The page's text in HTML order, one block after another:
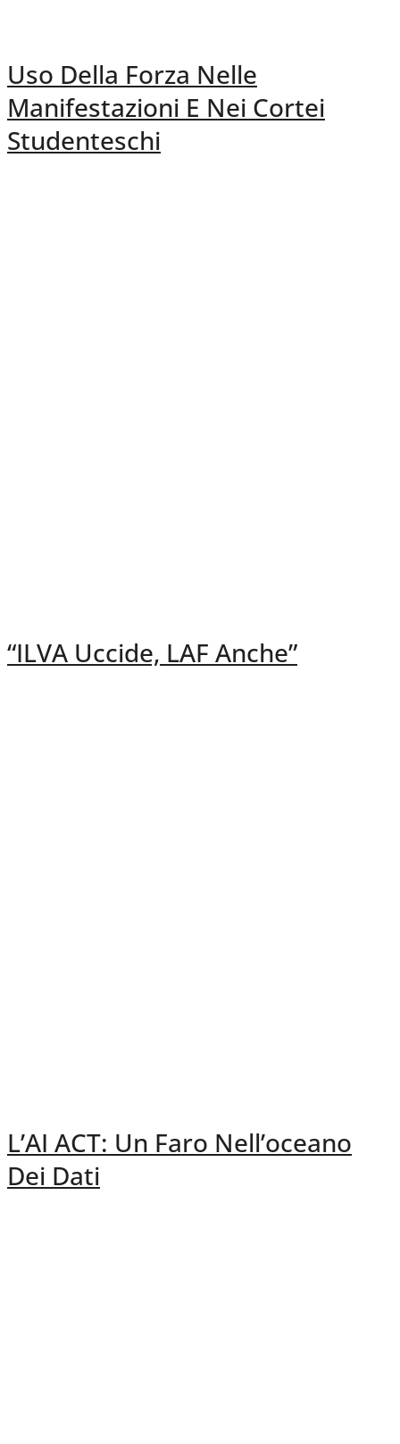
Uso Della Forza Nelle
Manifestazioni E Nei Cortei
Studenteschi
“ILVA Uccide, LAF Anche”
L’AI ACT: Un Faro Nell’oceano
Dei Dati